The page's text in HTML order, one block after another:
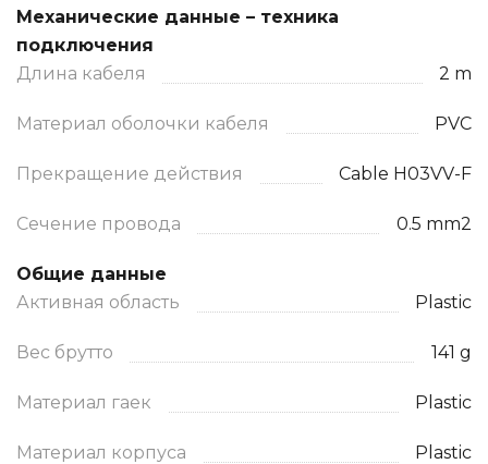
Механические данные – техника
подключения
Длина кабеля
2 m
Материал оболочки кабеля PVC
Прекращение действия Cable H03VV-F
Сечение провода 0.5 mm2
Общие данные
Активная область
Plastic
Вес брутто 141 g
Материал гаек Plastic
Материал корпуса Plastic